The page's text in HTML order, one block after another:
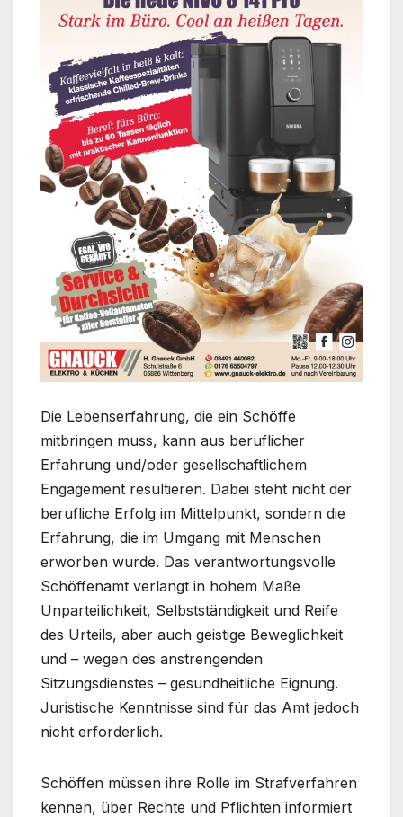
Die Lebenserfahrung, die ein Schöffe
mitbringen muss, kann aus beruflicher
Erfahrung und/oder gesellschaftlichem
Engagement resultieren. Dabei steht nicht der
berufliche Erfolg im Mittelpunkt, sondern die
Erfahrung, die im Umgang mit Menschen
erworben wurde. Das verantwortungsvolle
Schöffenamt verlangt in hohem Maße
Unparteilichkeit, Selbstständigkeit und Reife
des Urteils, aber auch geistige Beweglichkeit
und – wegen des anstrengenden
Sitzungsdienstes – gesundheitliche Eignung.
Juristische Kenntnisse sind für das Amt jedoch
nicht erforderlich.
Schöffen müssen ihre Rolle im Strafverfahren
kennen, über Rechte und Pflichten informiert